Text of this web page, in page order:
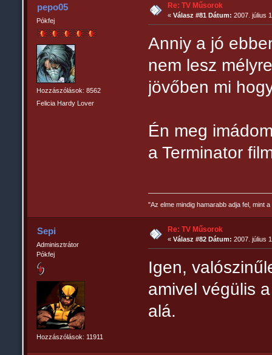
pepo05
Pókfej
Hozzászólások: 8562
Felicia Hardy Lover
Re: TV Műsorok
«Válasz #81 Dátum: 2007. július
Anniy a jó
nem lesz
jövőben mi
Én meg
a Terminator
"Az elme mindig hamarabb adja fel, mint
Sepi
Adminisztrátor
Pókfej
Hozzászólások: 11911
Re: TV Műsorok
«Válasz #82 Dátum: 2007. július
Igen,
amivel végülis
alá.